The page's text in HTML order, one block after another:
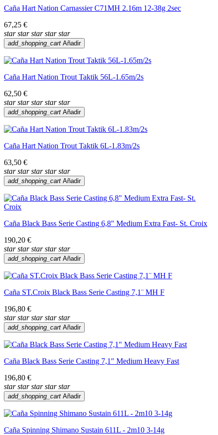
Caña Hart Nation Carnassier C71MH 2.16m 12-38g 2sec
67,25 €
star star star star star
add_shopping_cart Añadir
Caña Hart Nation Trout Taktik 56L-1.65m/2s
62,50 €
star star star star star
add_shopping_cart Añadir
Caña Hart Nation Trout Taktik 6L-1.83m/2s
63,50 €
star star star star star
add_shopping_cart Añadir
Caña Black Bass Serie Casting 6,8" Medium Extra Fast- St. Croix
190,20 €
star star star star star
add_shopping_cart Añadir
Caña ST.Croix Black Bass Serie Casting 7,1¨ MH F
196,80 €
star star star star star
add_shopping_cart Añadir
Caña Black Bass Serie Casting 7,1" Medium Heavy Fast
196,80 €
star star star star star
add_shopping_cart Añadir
Caña Spinning Shimano Sustain 611L - 2m10 3-14g